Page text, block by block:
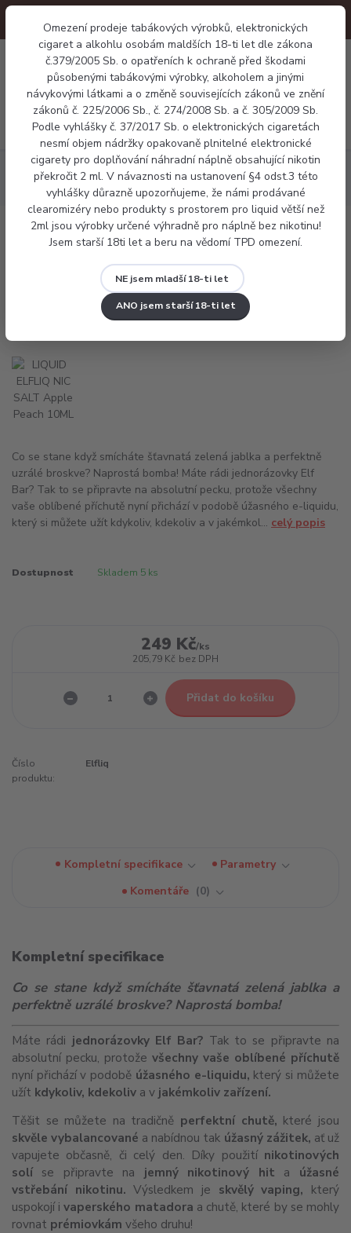
Omezení prodeje tabákových výrobků, elektronických
cigaret a alkohlu osobám maldších 18-ti let dle zákona
č.379/2005 Sb. o opatřeních k ochraně před škodami
působenými tabákovými výrobky, alkoholem a jinými
návykovými látkami a o změně souvisejících zákonů ve znění
zákonů č. 225/2006 Sb., č. 274/2008 Sb. a č. 305/2009 Sb.
Podle vyhlášky č. 37/2017 Sb. o elektronických cigaretách
nesmí objem nádržky opakovaně plnitelné elektronické
cigarety pro doplňování náhradní náplně obsahující nikotin
překročit 2 ml. V návaznosti na ustanovení §4 odst.3 této
vyhlášky důrazně upozorňujeme, že námi prodávané
clearomizéry nebo produkty s prostorem pro liquid větší než
2ml jsou výrobky určené výhradně pro náplně bez nikotinu!
Jsem starší 18ti let a beru na vědomí TPD omezení.
NE jsem mladší 18-ti let
ANO jsem starší 18-ti let
Menu
0 Kč
Náplně Nikotinová sůl
LIQUID ELFLIQ NIC SALT Apple Peach
10ML - 20MG
LIQUID ELFLIQ NIC SALT Apple Peach
10ML - 20MG
Co se stane když smícháte šťavnatá zelená jablka a perfektně
uzrálé broskve? Naprostá bomba! Máte rádi jednorázovky Elf
Bar? Tak to se připravte na absolutní pecku, protože všechny
vaše oblíbené příchutě nyní přichází v podobě úžasného e-liquidu,
který si můžete užít kdykoliv, kdekoliv a v jakémkol... celý popis
Dostupnost Skladem 5 ks
249 Kč/ks
205,79 Kč bez DPH
Přidat do košíku
Číslo
produktu:
Elfliq
Kompletní specifikace
Parametry
Komentáře
0
Kompletní specifikace
Co se stane když smícháte šťavnatá zelená jablka a
perfektně uzrálé broskve? Naprostá bomba!
Máte rádi jednorázovky Elf Bar? Tak to se připravte na
absolutní pecku, protože všechny vaše oblíbené příchutě
nyní přichází v podobě úžasného e-liquidu, který si můžete
užít kdykoliv, kdekoliv a v jakémkoliv zařízení.
Těšit se můžete na tradičně perfektní chutě, které jsou
skvěle vybalancované a nabídnou tak úžasný zážitek, ať už
vapujete občasně, či celý den. Díky použití nikotinových
solíse připravte na jemný nikotinový hit a úžasné
vstřebání nikotinu. Výsledkem je skvělý vaping, který
uspokojí ivaperského matadora a chutě, které by se mohly
rovnat prémiovkám všeho druhu!